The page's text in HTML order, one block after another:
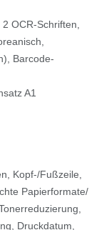
OCR-Schriften,
Barcode-
A1
Kopf-/Fußzeile,
Papierformate/
Druckdatum,